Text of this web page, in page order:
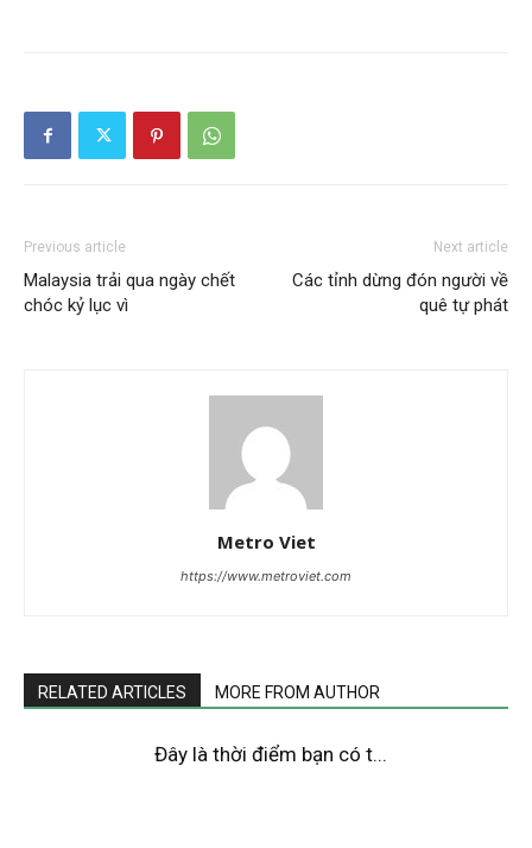
Previous article
Malaysia trải qua ngày chết
chóc kỷ lục vì
Next article
Các tỉnh dừng đón người về
quê tự phát
Metro Viet
https://www.metroviet.com
RELATED ARTICLES MORE FROM AUTHOR
Đây là thời điểm bạn có t...